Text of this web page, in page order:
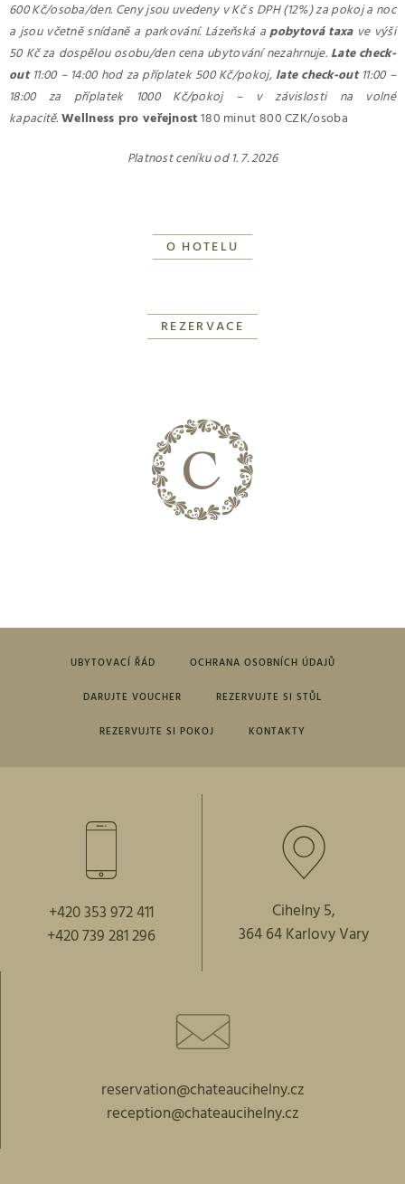
600 Kč/osoba/den. Ceny jsou uvedeny v Kč s DPH (12%) za pokoj a noc
a jsou včetně snídaně a parkování. Lázeňská apobytová taxave výši
50 Kč za dospělou osobu/den cena ubytování nezahrnuje. Late check-
out11:00 – 14:00 hod za příplatek 500 Kč/pokoj, late check-out11:00 –
18:00 za příplatek 1000 Kč/pokoj – v závislosti na volné
kapacitě.Wellness pro veřejnost180 minut 800 CZK/osoba
Platnost ceníku od 1. 7. 2026
O HOTELU
REZERVACE
UBYTOVACÍ ŘÁD OCHRANA OSOBNÍCH ÚDAJŮ
DARUJTE VOUCHER REZERVUJTE SI STŮL
REZERVUJTE SI POKOJ KONTAKTY
+420 353 972 411
+420 739 281 296
Cihelny 5,
364 64 Karlovy Vary
reservation@chateaucihelny.cz
reception@chateaucihelny.cz